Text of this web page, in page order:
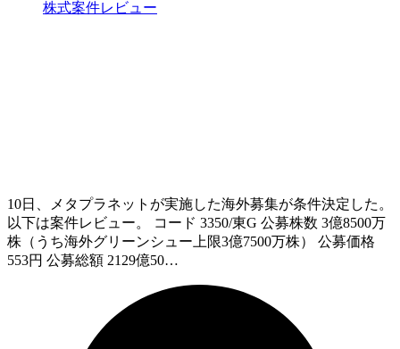
株式案件レビュー
10日、メタプラネットが実施した海外募集が条件決定した。
以下は案件レビュー。 コード 3350/東G 公募株数 3億8500万
株（うち海外グリーンシュー上限3億7500万株） 公募価格
553円 公募総額 2129億50…